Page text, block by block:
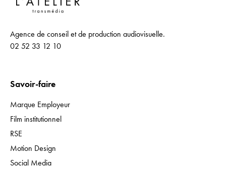
Agence de conseil et de production audiovisuelle.
02 52 33 12 10
Savoir-faire
Marque Employeur
Film institutionnel
RSE
Motion Design
Social Media